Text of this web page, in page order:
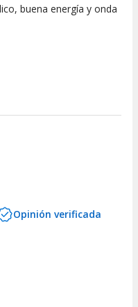
10buena energía y onda
Opinión verificada